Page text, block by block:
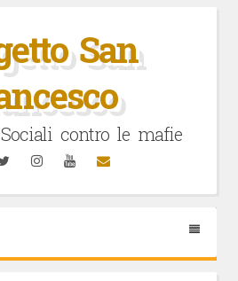
San
contro le mafie
TwitterInstagramYouTubeEmail